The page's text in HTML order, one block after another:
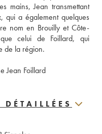
mains, Jean transmettant
qui a également quelques
nom en Brouilly et Côte-
celui de Foillard, qui
de la région.
Jean Foillard